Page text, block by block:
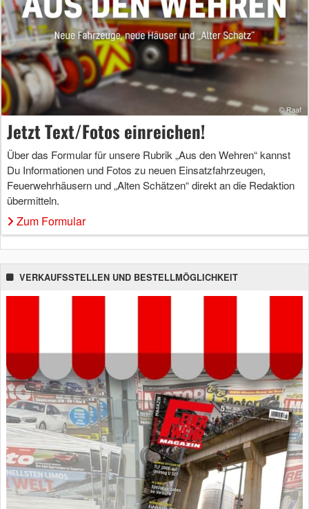
Jetzt Text/Fotos einreichen!
Über das Formular für unsere Rubrik „Aus den Wehren“ kannst
Du Informationen und Fotos zu neuen Einsatzfahrzeugen,
Feuerwehrhäusern und „Alten Schätzen“ direkt an die Redaktion
übermitteln.
Zum Formular
VERKAUFSSTELLEN UND BESTELLMÖGLICHKEIT